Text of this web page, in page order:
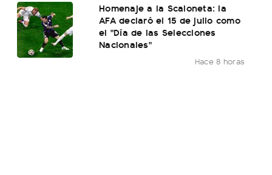
Homenaje a la Scaloneta: la
AFA declaró el 15 de julio como
el "Día de las Selecciones
Nacionales"
Hace 8 horas